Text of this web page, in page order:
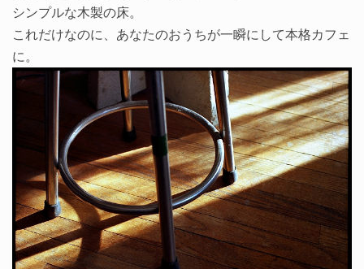
シンプルな木製の床。
これだけなのに、あなたのおうちが一瞬にして本格カフェ
に。